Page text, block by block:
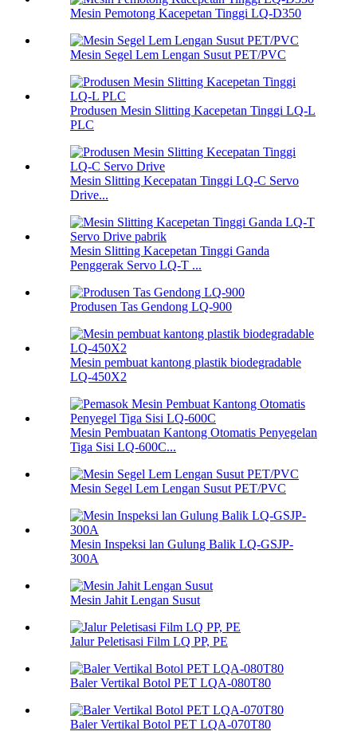
Mesin Pemotong Kacepetan Tinggi LQ-D350
Mesin Segel Lem Lengan Susut PET/PVC
Produsen Mesin Slitting Kacepetan Tinggi LQ-L
PLC
Mesin Slitting Kecepatan Tinggi LQ-C Servo
Drive...
Mesin Slitting Kacepetan Tinggi Ganda
Penggerak Servo LQ-T ...
Produsen Tas Gendong LQ-900
Mesin pembuat kantong plastik biodegradable
LQ-450X2
Mesin Pembuatan Kantong Otomatis Penyegelan
Tiga Sisi LQ-600C...
Mesin Segel Lem Lengan Susut PET/PVC
Mesin Inspeksi lan Gulung Balik LQ-GSJP-
300A
Mesin Jahit Lengan Susut
Jalur Peletisasi Film LQ PP, PE
Baler Vertikal Botol PET LQA-080T80
Baler Vertikal Botol PET LQA-070T80